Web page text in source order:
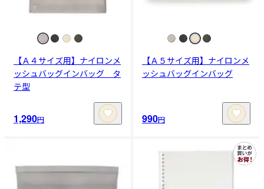
【Ａ４サイズ用】ナイロンメ
ッシュバッグインバッグ タ
テ型
1,290円
【Ａ５サイズ用】ナイロンメ
ッシュバッグインバッグ
990円